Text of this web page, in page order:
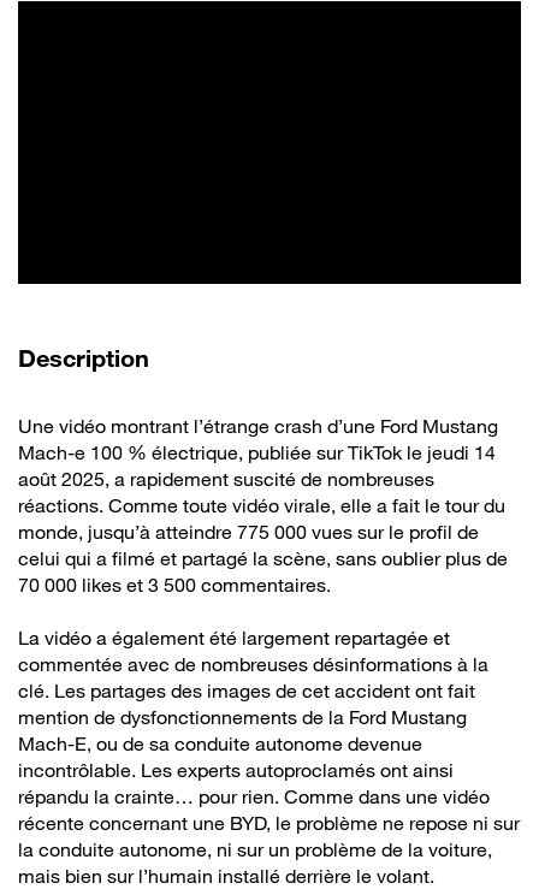
Description
Une vidéo montrant l’étrange crash d’une Ford Mustang
Mach-e 100 % électrique, publiée sur TikTok le jeudi 14
août 2025, a rapidement suscité de nombreuses
réactions. Comme toute vidéo virale, elle a fait le tour du
monde, jusqu’à atteindre 775 000 vues sur le profil de
celui qui a filmé et partagé la scène, sans oublier plus de
70 000 likes et 3 500 commentaires.
La vidéo a également été largement repartagée et
commentée avec de nombreuses désinformations à la
clé. Les partages des images de cet accident ont fait
mention de dysfonctionnements de la Ford Mustang
Mach-E, ou de sa conduite autonome devenue
incontrôlable. Les experts autoproclamés ont ainsi
répandu la crainte… pour rien. Comme dans une vidéo
récente concernant une BYD, le problème ne repose ni sur
la conduite autonome, ni sur un problème de la voiture,
mais bien sur l’humain installé derrière le volant.